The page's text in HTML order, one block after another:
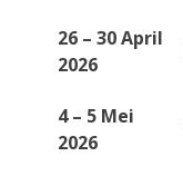
26 – 30 April
2026
4 – 5 Mei
2026